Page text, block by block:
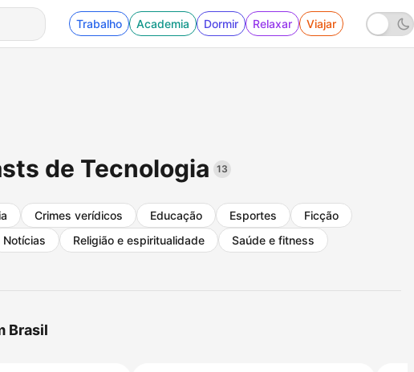
Trabalho Academia Dormir Relaxar Viajar
de Tecnologia 13
Crimes verídicos Educação Esportes
Ficção
Notícias Religião e espiritualidade
Saúde e fitness
Brasil